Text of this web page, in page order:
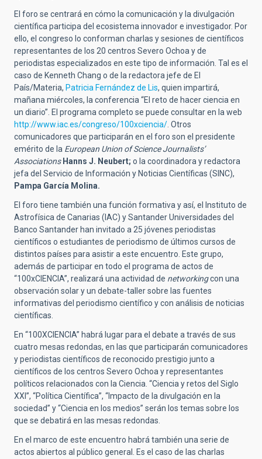
El foro se centrará en cómo la comunicación y la divulgación
científica participa del ecosistema innovador e investigador. Por
ello, el congreso lo conforman charlas y sesiones de científicos
representantes de los 20 centros Severo Ochoa y de
periodistas especializados en este tipo de información. Tal es el
caso de Kenneth Chang o de la redactora jefe de El
País/Materia, Patricia Fernández de Lis, quien impartirá,
mañana miércoles, la conferencia “El reto de hacer ciencia en
un diario”. El programa completo se puede consultar en la web
http://www.iac.es/congreso/100xciencia/ . Otros
comunicadores que participarán en el foro son el presidente
emérito de la European Union of Science Journalists’
Associations Hanns J. Neubert; o la coordinadora y redactora
jefa del Servicio de Información y Noticias Científicas (SINC),
Pampa García Molina.
El foro tiene también una función formativa y así, el Instituto de
Astrofísica de Canarias (IAC) y Santander Universidades del
Banco Santander han invitado a 25 jóvenes periodistas
científicos o estudiantes de periodismo de últimos cursos de
distintos países para asistir a este encuentro. Este grupo,
además de participar en todo el programa de actos de
“100xCIENCIA”, realizará una actividad de networkingcon una
observación solar y un debate-taller sobre las fuentes
informativas del periodismo científico y con análisis de noticias
científicas.
En “100XCIENCIA” habrá lugar para el debate a través de sus
cuatro mesas redondas, en las que participarán comunicadores
y periodistas científicos de reconocido prestigio junto a
científicos de los centros Severo Ochoa y representantes
políticos relacionados con la Ciencia. “Ciencia y retos del Siglo
XXI”, “Política Científica”, “Impacto de la divulgación en la
sociedad” y “Ciencia en los medios” serán los temas sobre los
que se debatirá en las mesas redondas.
En el marco de este encuentro habrá también una serie de
actos abiertos al público general. Es el caso de las charlas